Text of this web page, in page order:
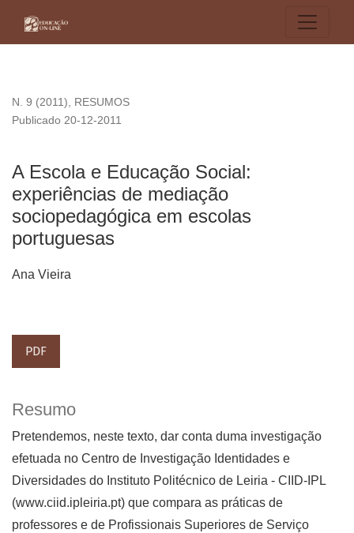
N. 9 (2011), RESUMOS
A Escola e Educação Social:
experiências de mediação
sociopedagógica em escolas
portuguesas
Publicado 20-12-2011
Ana Vieira
PDF
Resumo
Pretendemos, neste texto, dar conta duma investigação
efetuada no Centro de Investigação Identidades e
Diversidades do Instituto Politécnico de Leiria - CIID-IPL
(www.ciid.ipleiria.pt) que compara as práticas de
professores e de Profissionais Superiores de Serviço